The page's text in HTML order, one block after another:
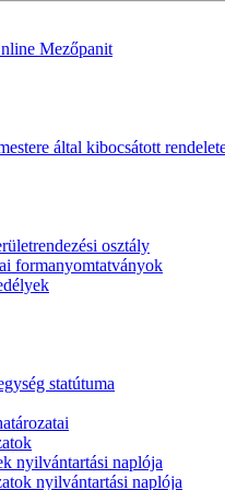
Mezőpanit
által kibocsátott
osztály
formanyomtatványok
statútuma
nyilvántartási naplója
nyilvántartási naplója